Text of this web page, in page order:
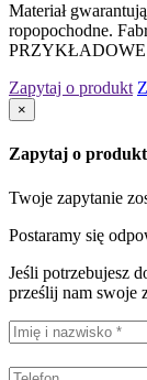
Materiał
ropopochodne.
PRZYKŁADOWE
Zapytaj o produkt
×
Zapytaj o produkt
Twoje zapytanie
Postaramy się
Jeśli potrzebujesz
prześlij nam swoje